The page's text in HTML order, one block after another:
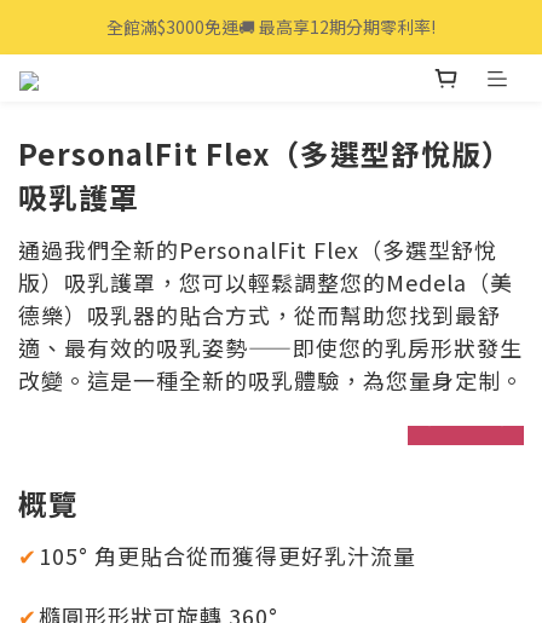
全館滿$3000免運🚚 最高享12期分期零利率!
全館滿$3000免運🚚 最高享12期分期零利率!
全館滿$3000免運🚚 最高享12期分期零利率!
PersonalFit Flex（多選型舒悅版）
吸乳護罩
通過我們全新的PersonalFit Flex（多選型舒悅
版）吸乳護罩，您可以輕鬆調整您的Medela（美
德樂）吸乳器的貼合方式，從而幫助您找到最舒
適、最有效的吸乳姿勢——即使您的乳房形狀發生
改變。這是一種全新的吸乳體驗，為您量身定制。
概覽
✔ 105° 角更貼合從而獲得更好乳汁流量
橢圓形形狀可旋轉 360°